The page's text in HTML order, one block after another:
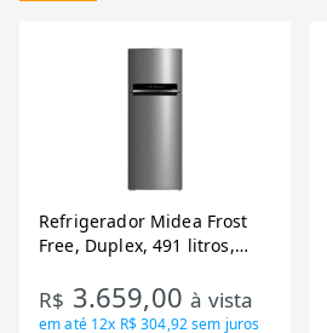
Refrigerador Midea Frost
Free, Duplex, 491 litros,
RT650EVK463)
R$ 3.659,00à vista
em até 12x R$ 304,92sem juros